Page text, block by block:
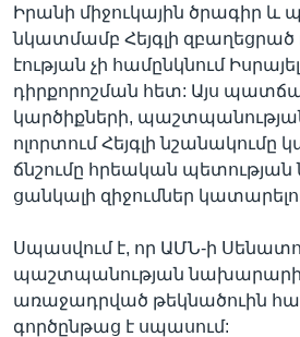
Իրանի միջուկային ծրագիր և
նկատմամբ Հեյգլի զբաղեցրած
էության չի համընկնում
դիրքորոշման հետ: Այս
կարծիքների,
ոլորտում Հեյգլի նշանակումը
ճնշումը հրեական պետության
ցանկալի զիջումներ
Սպասվում է, որ ԱՄՆ-ի
պաշտպանության
առաջադրված թեկնածուին
գործընթաց է սպասում: